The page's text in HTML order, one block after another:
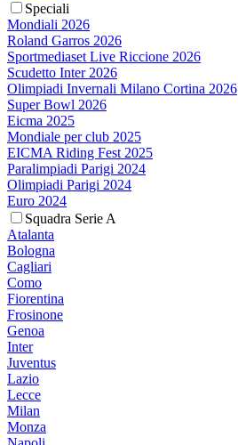
Speciali
Mondiali 2026
Roland Garros 2026
Sportmediaset Live Riccione 2026
Scudetto Inter 2026
Olimpiadi Invernali Milano Cortina 2026
Super Bowl 2026
Eicma 2025
Mondiale per club 2025
EICMA Riding Fest 2025
Paralimpiadi Parigi 2024
Olimpiadi Parigi 2024
Euro 2024
Squadra Serie A
Atalanta
Bologna
Cagliari
Como
Fiorentina
Frosinone
Genoa
Inter
Juventus
Lazio
Lecce
Milan
Monza